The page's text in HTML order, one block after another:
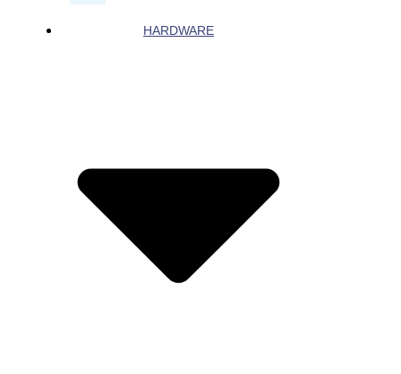
HARDWARE